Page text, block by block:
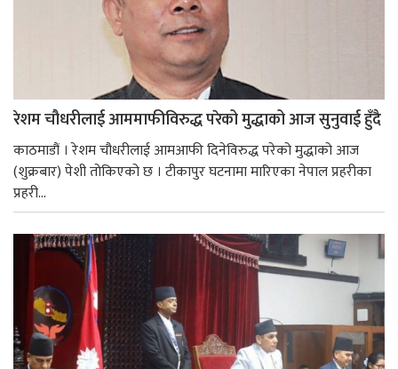
रेशम चौधरीलाई आममाफीविरुद्ध परेको मुद्धाको आज सुनुवाई हुँदै
काठमाडौं । रेशम चौधरीलाई आमआफी दिनेविरुद्ध परेको मुद्धाको आज
(शुक्रबार) पेशी तोकिएको छ । टीकापुर घटनामा मारिएका नेपाल प्रहरीका
प्रहरी...